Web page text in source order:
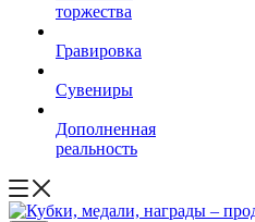
торжества
Гравировка
Сувениры
Дополненная
реальность